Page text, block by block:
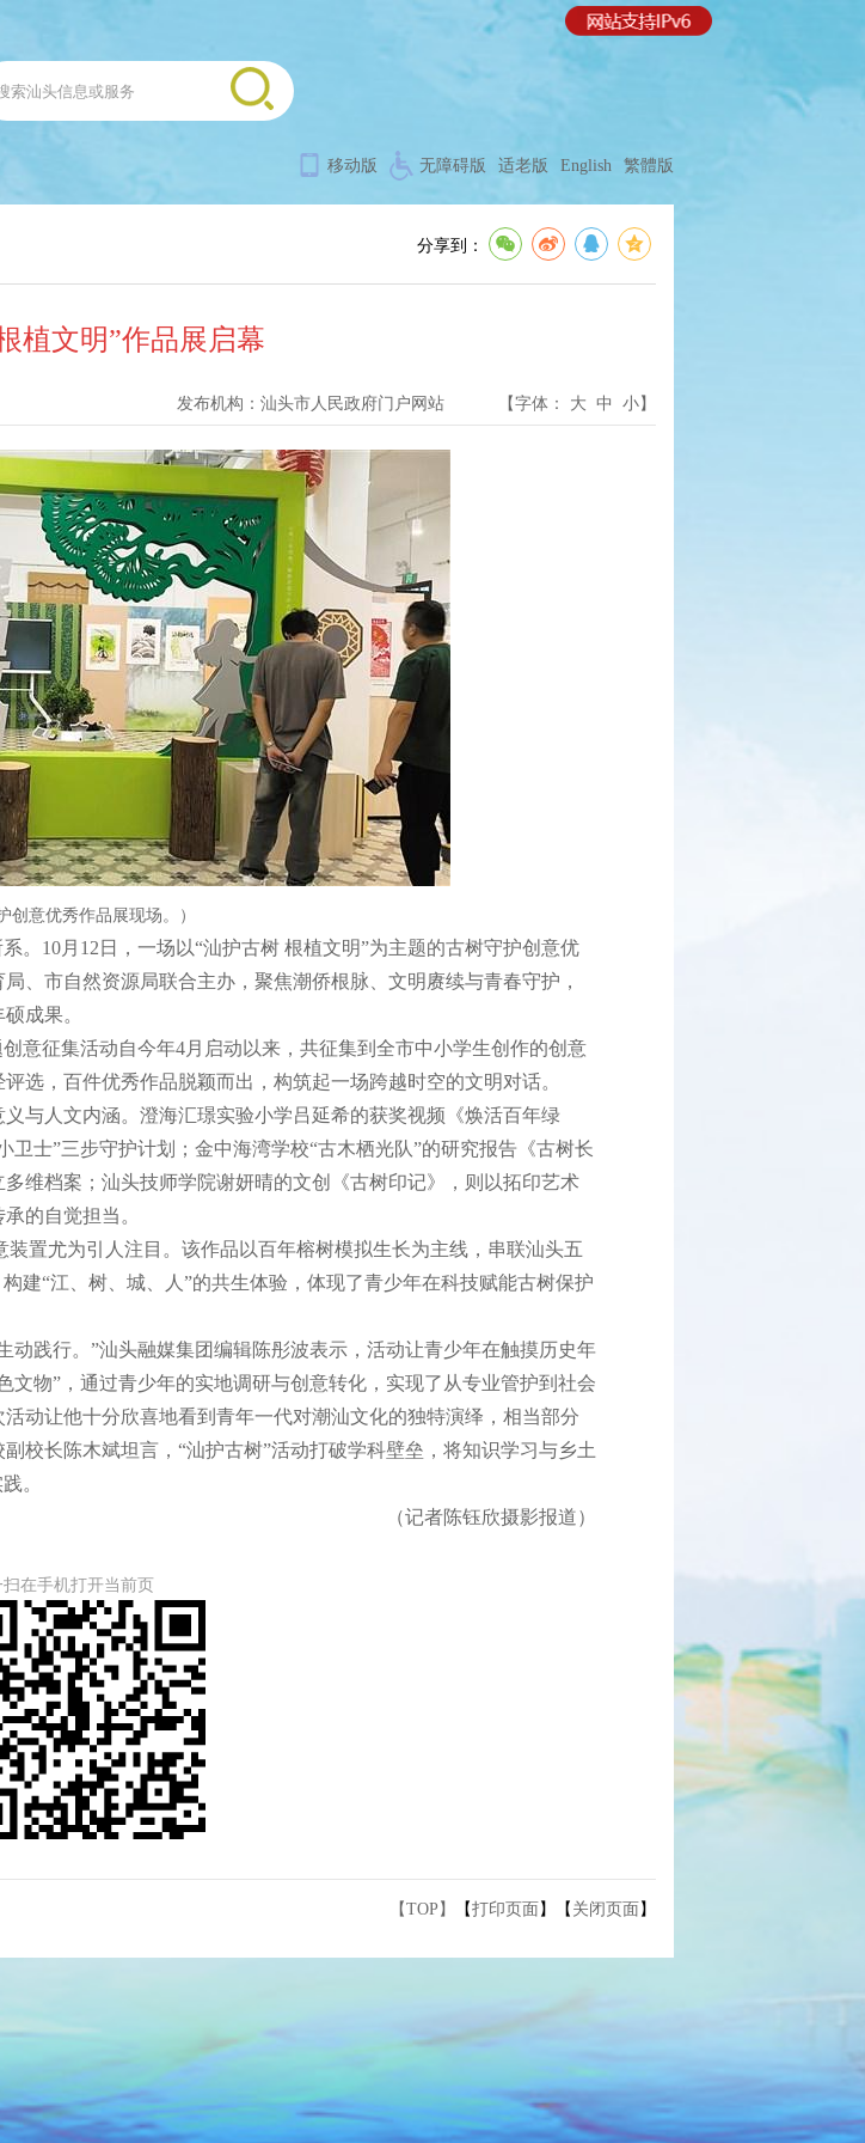
移动版 无障碍版 适老版 English 繁體版
分享到：
植文明”作品展启幕
发布机构： 汕头市人民政府门户网站 【字体： 大 中 小】
创意优秀作品展现场。）
10月12日，一场以“汕护古树 根植文明”为主题的古树守护创意优
、市自然资源局联合主办，聚焦潮侨根脉、文明赓续与青春守护，
成果。
征集活动自今年4月启动以来，共征集到全市中小学生创作的创意
选，百件优秀作品脱颖而出，构筑起一场跨越时空的文明对话。
人文内涵。澄海汇璟实验小学吕延希的获奖视频《焕活百年绿
士”三步守护计划；金中海湾学校“古木栖光队”的研究报告《古树长
维档案；汕头技师学院谢妍晴的文创《古树印记》，则以拓印艺术
的自觉担当。
置尤为引人注目。该作品以百年榕树模拟生长为主线，串联汕头五
建“江、树、城、人”的共生体验，体现了青少年在科技赋能古树保护
践行。”汕头融媒集团编辑陈彤波表示，活动让青少年在触摸历史年
物”，通过青少年的实地调研与创意转化，实现了从专业管护到社会
动让他十分欣喜地看到青年一代对潮汕文化的独特演绎，相当部分
校长陈木斌坦言，“汕护古树”活动打破学科壁垒，将知识学习与乡土
。
（记者陈钰欣摄影报道）
在手机打开当前页
【TOP】 【打印页面 】【 关闭页面 】